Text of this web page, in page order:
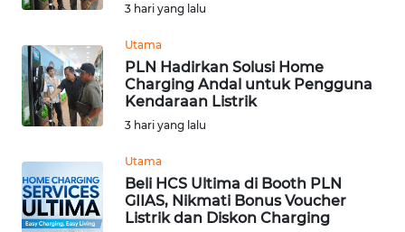
3 hari yang lalu
Utama
PLN Hadirkan Solusi Home
Charging Andal untuk Pengguna
Kendaraan Listrik
3 hari yang lalu
Utama
Beli HCS Ultima di Booth PLN
GIIAS, Nikmati Bonus Voucher
Listrik dan Diskon Charging
DISCLAIMER
Wahana
News
Regional
WN
JAKARTA